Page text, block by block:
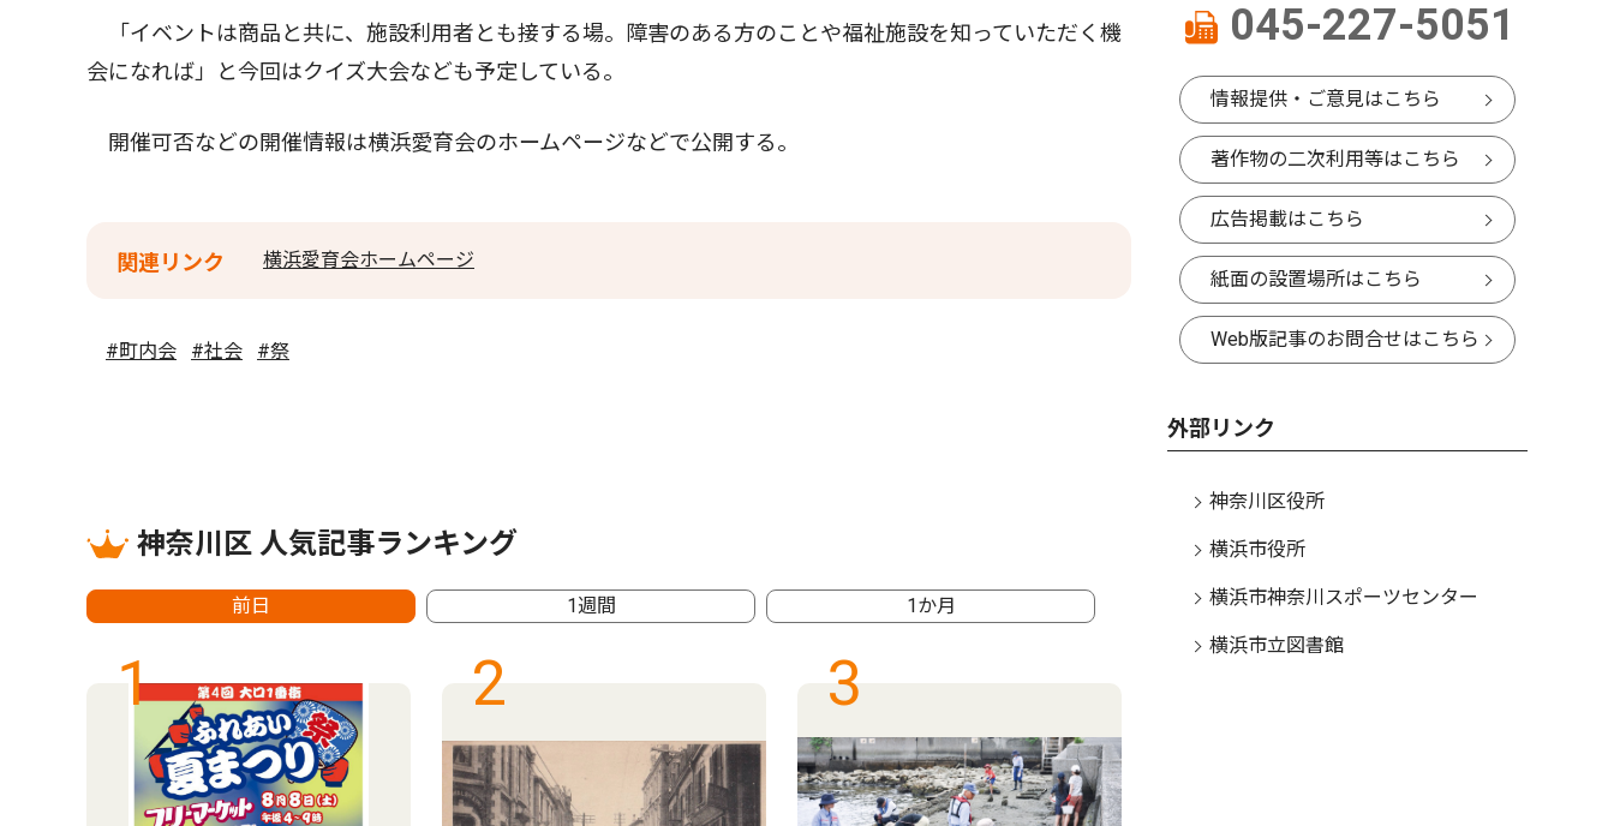
「イベントは商品と共に、施設利用者とも接する場。障害のある方のことや福祉施設を知っていただく機
会になれば」と今回はクイズ大会なども予定している。
開催可否などの開催情報は横浜愛育会のホームページなどで公開する。
関連リンク 横浜愛育会ホームページ
#町内会 #社会 #祭
神奈川区 人気記事ランキング
前日 1週間 1か月
1 2 3
045-227-5051
情報提供・ご意見はこちら
著作物の二次利用等はこちら
広告掲載はこちら
紙面の設置場所はこちら
Web版記事のお問合せはこちら
外部リンク
神奈川区役所
横浜市役所
横浜市神奈川スポーツセンター
横浜市立図書館